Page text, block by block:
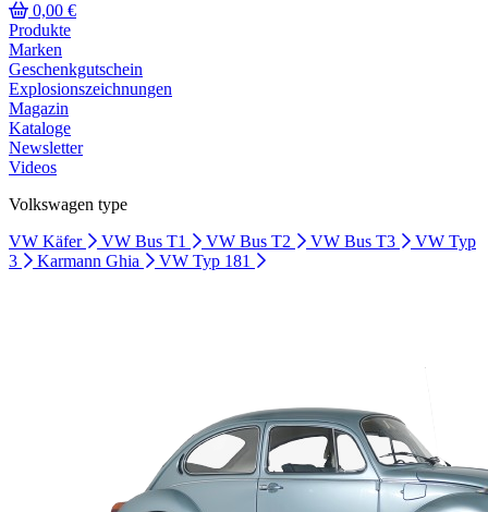
0,00 €
Produkte
Marken
Geschenkgutschein
Explosionszeichnungen
Magazin
Kataloge
Newsletter
Videos
Volkswagen type
VW Käfer
VW Bus T1 VW Bus T2 VW Bus T3
VW Typ
3
Karmann Ghia VW Typ 181